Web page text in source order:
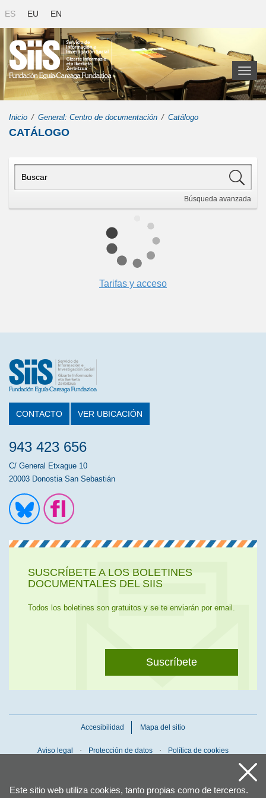
Este sitio web utiliza cookies, tanto propias como de terceros.
ES EU EN
Toggle
Búsqueda avanzada
Inicio General: Centro de documentación Catálogo
CATÁLOGO
Tarifas y acceso
CONTACTO VER UBICACIÓN
943 423 656
C/ General Etxague 10
20003 Donostia San Sebastián
SUSCRÍBETE A LOS BOLETINES
DOCUMENTALES DEL SIIS
Todos los boletines son gratuitos y se te enviarán por email.
Suscríbete
Accesibilidad Mapa del sitio
Aviso legal Protección de datos Política de cookies